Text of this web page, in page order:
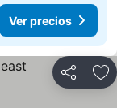
Ver precios
Compartir